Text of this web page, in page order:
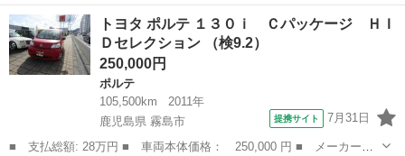
名： トヨタ ■ 車種名： アクア ■ グレード名： Ｇ 純正７イ
ンチナビ Ｂｌｕｅｔｏｏｔｈ ＣＤ ＤＶＤ フルセグＴＶ クル
ーズコントロ...
大分 大分市 アクア
トヨタ ポルテ １３０ｉ Ｃパッケージ ＨＩ
Ｄセレクション （検9.2）
250,000円
ポルテ
105,500km
2011年
鹿児島県 霧島市
提携サイト 7月31日
■ 支払総額: 28万円 ■ 車両本体価格： 250,000 円 ■ メーカー